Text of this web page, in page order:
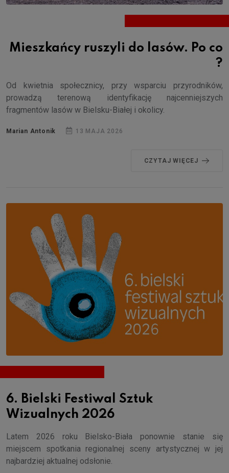
Mieszkańcy ruszyli do lasów. Po co
?
Od kwietnia społecznicy, przy wsparciu przyrodników,
prowadzą terenową identyfikację najcenniejszych
fragmentów lasów w Bielsku-Białej i okolicy.
Marian Antonik 13 MAJA 2026
CZYTAJ WIĘCEJ
6. Bielski Festiwal Sztuk
Wizualnych 2026
Latem 2026 roku Bielsko-Biała ponownie stanie się
miejscem spotkania regionalnej sceny artystycznej w jej
najbardziej aktualnej odsłonie.